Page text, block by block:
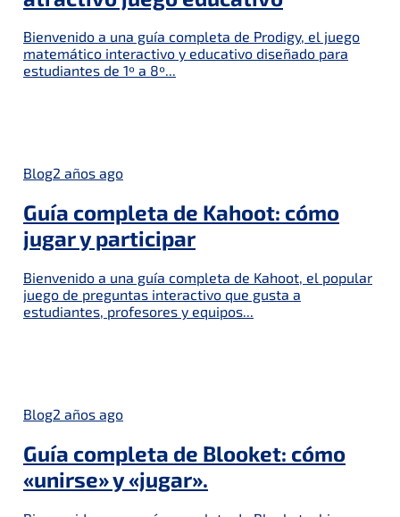
Bienvenido a una guía completa de Prodigy, el juego
matemático interactivo y educativo diseñado para
estudiantes de 1º a 8º...
Blog2 años ago
Guía completa de Kahoot: cómo
jugar y participar
Bienvenido a una guía completa de Kahoot, el popular
juego de preguntas interactivo que gusta a
estudiantes, profesores y equipos...
Blog2 años ago
Guía completa de Blooket: cómo
«unirse» y «jugar».